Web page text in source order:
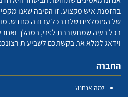
בהזמנת איש מקצוע. זו הסיבה שאנו
של המומלצים שלנו בכל עבודה מחדש.
בכל בעיה שמתעוררת לפני, במהלך
וידאג למלא את בקשתכם לשביעות
החברה
למה אנחנו?